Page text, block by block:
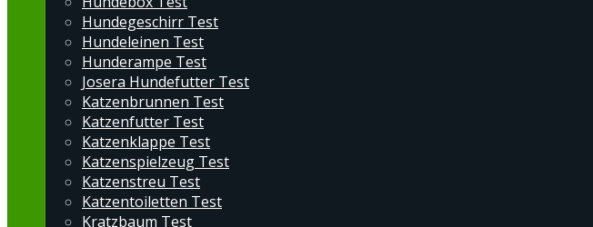
Hundegeschirr Test
Hundeleinen Test
Hunderampe Test
Josera Hundefutter Test
Katzenbrunnen Test
Katzenfutter Test
Katzenklappe Test
Katzenspielzeug Test
Katzenstreu Test
Katzentoiletten Test
Kratzbaum Test